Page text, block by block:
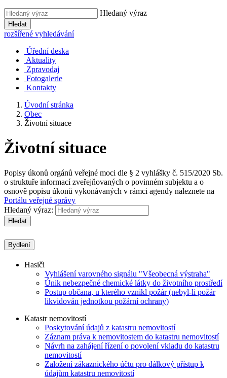
Hledaný výraz
Hledat
rozšířené vyhledávání
Úřední deska
Aktuality
Zpravodaj
Fotogalerie
Kontakty
Úvodní stránka
Obec
Životní situace
Životní situace
Popisy úkonů orgánů veřejné moci dle § 2 vyhlášky č. 515/2020 Sb.
o struktuře informací zveřejňovaných o povinném subjektu a o
osnově popisu úkonů vykonávaných v rámci agendy naleznete na
Portálu veřejné správy
Hledaný výraz:
Hledat
Bydlení
Hasiči
Vyhlášení varovného signálu "Všeobecná výstraha"
Únik nebezpečné chemické látky do životního prostředí
Postup občana, u kterého vznikl požár (nebyl-li požár
likvidován jednotkou požární ochrany)
Katastr nemovitostí
Poskytování údajů z katastru nemovitostí
Záznam práva k nemovitostem do katastru nemovitostí
Návrh na zahájení řízení o povolení vkladu do katastru
nemovitostí
Založení zákaznického účtu pro dálkový přístup k
údajům katastru nemovitostí